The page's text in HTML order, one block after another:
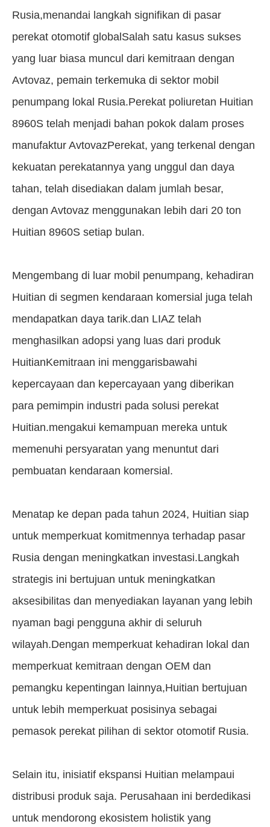
Rusia,menandai langkah signifikan di pasar
perekat otomotif globalSalah satu kasus sukses
yang luar biasa muncul dari kemitraan dengan
Avtovaz, pemain terkemuka di sektor mobil
penumpang lokal Rusia.Perekat poliuretan Huitian
8960S telah menjadi bahan pokok dalam proses
manufaktur AvtovazPerekat, yang terkenal dengan
kekuatan perekatannya yang unggul dan daya
tahan, telah disediakan dalam jumlah besar,
dengan Avtovaz menggunakan lebih dari 20 ton
Huitian 8960S setiap bulan.
Mengembang di luar mobil penumpang, kehadiran
Huitian di segmen kendaraan komersial juga telah
mendapatkan daya tarik.dan LIAZ telah
menghasilkan adopsi yang luas dari produk
HuitianKemitraan ini menggarisbawahi
kepercayaan dan kepercayaan yang diberikan
para pemimpin industri pada solusi perekat
Huitian.mengakui kemampuan mereka untuk
memenuhi persyaratan yang menuntut dari
pembuatan kendaraan komersial.
Menatap ke depan pada tahun 2024, Huitian siap
untuk memperkuat komitmennya terhadap pasar
Rusia dengan meningkatkan investasi.Langkah
strategis ini bertujuan untuk meningkatkan
aksesibilitas dan menyediakan layanan yang lebih
nyaman bagi pengguna akhir di seluruh
wilayah.Dengan memperkuat kehadiran lokal dan
memperkuat kemitraan dengan OEM dan
pemangku kepentingan lainnya,Huitian bertujuan
untuk lebih memperkuat posisinya sebagai
pemasok perekat pilihan di sektor otomotif Rusia.
Selain itu, inisiatif ekspansi Huitian melampaui
distribusi produk saja. Perusahaan ini berdedikasi
untuk mendorong ekosistem holistik yang